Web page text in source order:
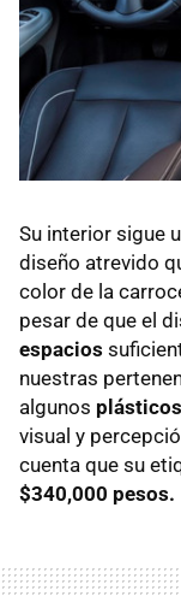
Su interior sigue
diseño atrevido
color de la
pesar de que el
espacios
nuestras
algunos
visual y
cuenta que su
$340,000 pesos.